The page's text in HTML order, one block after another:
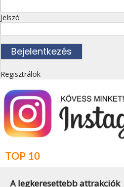
Jelszó
Regisztrálok
TOP 10
A legkeresettebb attrakciók